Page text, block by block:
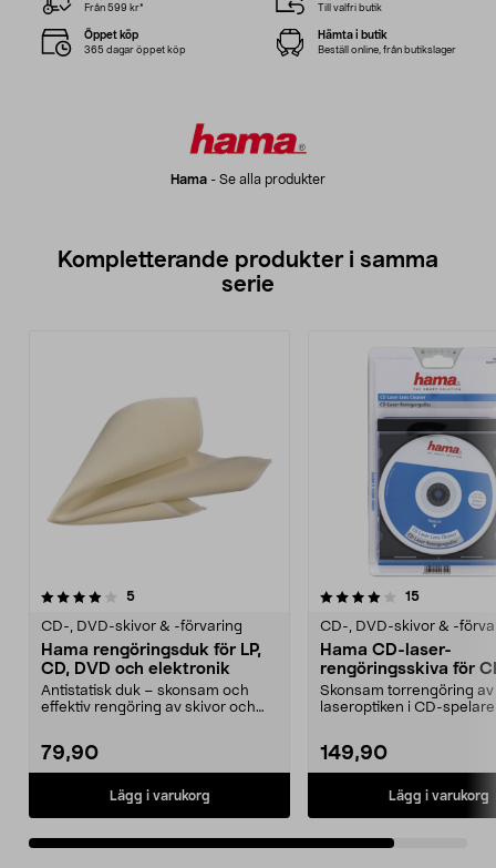
Hama - Se alla produkter
Från 599 kr* Till valfri butik
Öppet köp
365 dagar öppet köp
Hämta i butik
Beställ online, från butikslager
Kompletterande produkter i samma
serie
5recensioner
CD-, DVD-skivor & -förvaring
Hama rengöringsduk för LP,
CD, DVD och elektronik
Antistatisk duk – skonsam och
effektiv rengöring av skivor och
79,90
Lägg i varukorg
4.0av 5 stjärnor 15recensioner
CD-, DVD-skivor & -
Hama CD-laser-
rengöringsskiva för
spelare
Skonsam torrengöring av
laseroptiken i CD-
149,90
Lägg i varukorg